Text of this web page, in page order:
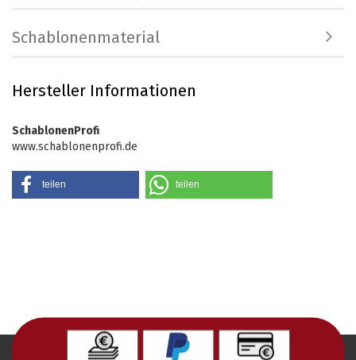
Schablonenmaterial
Hersteller Informationen
SchablonenProfi
www.schablonenprofi.de
teilen teilen